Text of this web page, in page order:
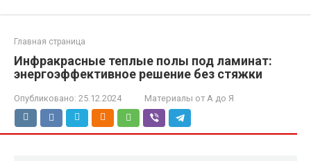
Главная страница
Инфракрасные теплые полы под ламинат:
энергоэффективное решение без стяжки
Опубликовано: 25.12.2024 Материалы от А до Я